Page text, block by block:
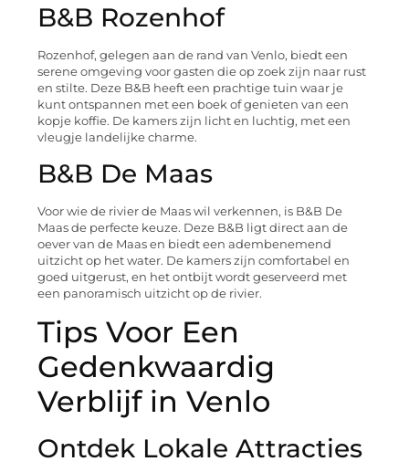
B&B Rozenhof
Rozenhof, gelegen aan de rand van Venlo, biedt een
serene omgeving voor gasten die op zoek zijn naar rust
en stilte. Deze B&B heeft een prachtige tuin waar je
kunt ontspannen met een boek of genieten van een
kopje koffie. De kamers zijn licht en luchtig, met een
vleugje landelijke charme.
B&B De Maas
Voor wie de rivier de Maas wil verkennen, is B&B De
Maas de perfecte keuze. Deze B&B ligt direct aan de
oever van de Maas en biedt een adembenemend
uitzicht op het water. De kamers zijn comfortabel en
goed uitgerust, en het ontbijt wordt geserveerd met
een panoramisch uitzicht op de rivier.
Tips Voor Een
Gedenkwaardig
Verblijf in Venlo
Ontdek Lokale Attracties